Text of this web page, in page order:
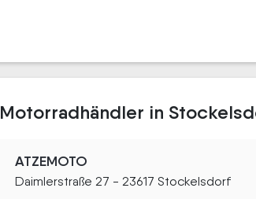
Motorradhändler in
ATZEMOTO
Daimlerstraße 27 - 23617 Stockelsdorf